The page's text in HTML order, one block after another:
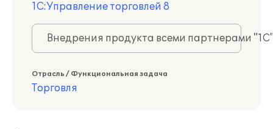
1С:Управление торговлей 8
Внедрения продукта всеми партнерами
Отрасль / Функциональная задача
Торговля